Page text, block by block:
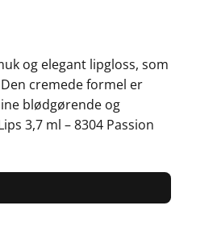
og elegant lipgloss, som
cremede formel er
blødgørende og
3,7 ml – 8304 Passion